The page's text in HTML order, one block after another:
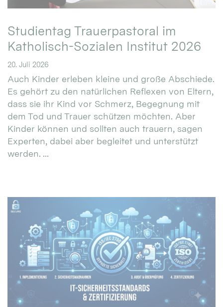
Studientag Trauerpastoral im
Katholisch-Sozialen Institut 2026
20. Juli 2026
Auch Kinder erleben kleine und große Abschiede.
Es gehört zu den natürlichen Reflexen von Eltern,
dass sie ihr Kind vor Schmerz, Begegnung mit
dem Tod und Trauer schützen möchten. Aber
Kinder können und sollten auch trauern, sagen
Experten, dabei aber begleitet und unterstützt
werden. ...